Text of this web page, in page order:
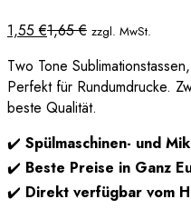
1,55€1,65€ zzgl. MwSt.
Two Tone
Perfekt für Rundumdrucke.
beste Qualität.
✔️ Spülmaschinen- und
✔️ Beste Preise in Ganz
✔️ Direkt verfügbar vom